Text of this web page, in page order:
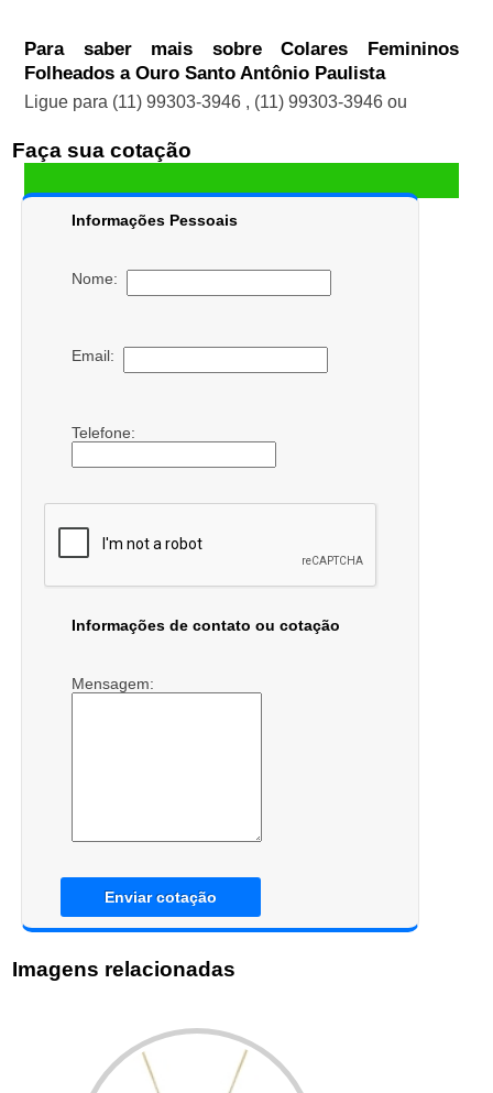
Para saber mais sobre Colares Femininos
Folheados a Ouro Santo Antônio Paulista
Ligue para (11) 99303-3946 , (11) 99303-3946 ou
Faça sua cotação
Informações Pessoais
Nome:
Email:
Telefone:
Informações de contato ou cotação
Mensagem:
Enviar cotação
Imagens relacionadas